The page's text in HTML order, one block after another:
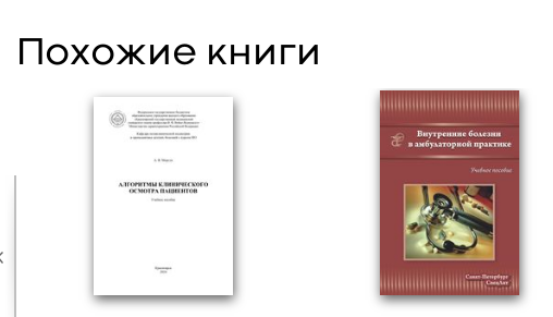
Похожие книги